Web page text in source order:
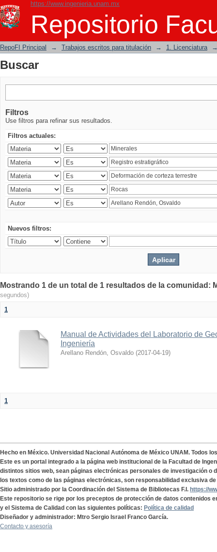
https://www.ingenieria.unam.mx
Repositorio
Buscar
RepoFI Principal → Trabajos escritos para titulación → 1. Licenciatura
Buscar
Filtros
Use filtros para refinar sus resultados.
Filtros actuales:
Nuevos filtros:
Mostrando 1 de un total de 1 resultados de la comunidad:
segundos)
1
Manual de Actividades del Laboratorio de
Ingeniería
Arellano Rendón, Osvaldo (2017-04-19)
1
Hecho en México. Universidad Nacional Autónoma de México UNAM. Todos
Este es un portal integrado a la página web institucional de la Facultad de
distintos sitios web, sean páginas electrónicas personales de investigación o
los textos como de las páginas electrónicas, son responsabilidad exclusiva
Sitio administrado por la Coordinación del Sistema de Bibliotecas F.I. https://
Este repositorio se rige por los preceptos de protección de datos contenidos
y el Sistema de Calidad con las siguientes políticas: Política de calidad
Diseñador y administrador: Mtro Sergio Israel Franco García.
Contacto y asesoría